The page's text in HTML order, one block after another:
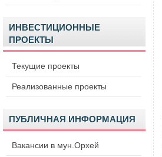
ИНВЕСТИЦИОННЫЕ
ПРОЕКТЫ
Текущие проекты
Реализованные проекты
ПУБЛИЧНАЯ ИНФОРМАЦИЯ
Вакансии в мун.Орхей